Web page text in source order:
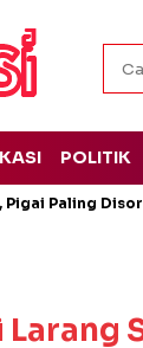
POLITIK
Pigai Paling